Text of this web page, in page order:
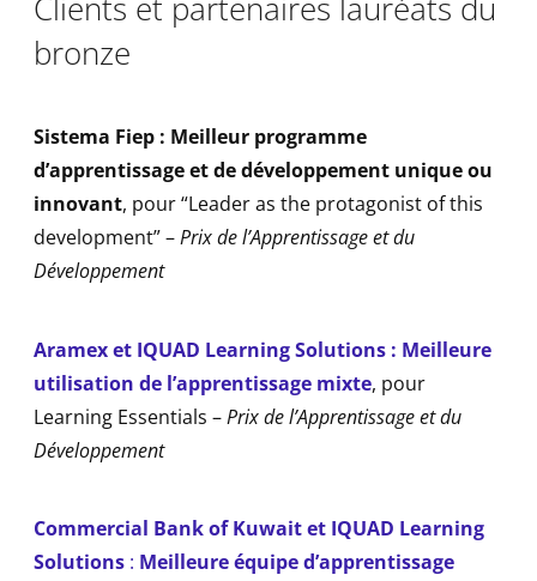
bronze
Sistema Fiep : Meilleur programme
d’apprentissage et de développement unique ou
innovant, pour “Leader as the protagonist of this
development” –Prix de l’Apprentissage et du
Développement
Aramex et IQUAD Learning Solutions : Meilleure
utilisation de l’apprentissage mixte, pour
Learning Essentials –Prix de l’Apprentissage et du
Développement
Commercial Bank of Kuwait et IQUAD Learning
Solutions : Meilleure équipe d’apprentissage